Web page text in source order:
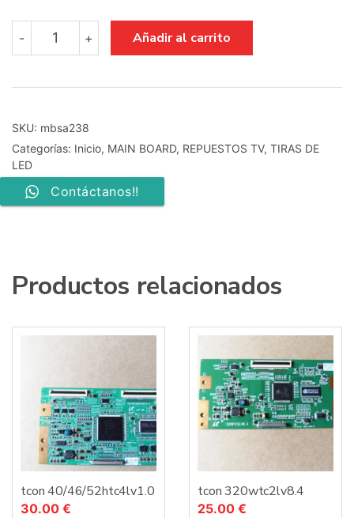
-
board
bn41-
bn94-
cantidad
+ Añadir al carrito
SKU: mbsa238
Categorías: Inicio, MAIN BOARD, REPUESTOS TV, TIRAS DE
LED
Contáctanos!!
Productos relacionados
tcon 40/46/52htc4lv1.0
30.00 €
tcon 320wtc2lv8.4
25.00 €